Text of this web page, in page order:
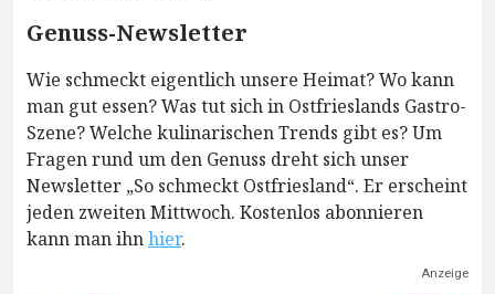
Genuss-Newsletter
Wie schmeckt eigentlich unsere Heimat? Wo kann
man gut essen? Was tut sich in Ostfrieslands Gastro-
Szene? Welche kulinarischen Trends gibt es? Um
Fragen rund um den Genuss dreht sich unser
Newsletter „So schmeckt Ostfriesland“. Er erscheint
jeden zweiten Mittwoch. Kostenlos abonnieren
kann man ihnhier.
Anzeige